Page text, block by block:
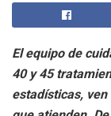
El equipo de
40 y 45
estadísticas,